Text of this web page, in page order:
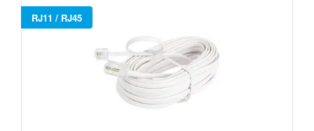
RJ11 / RJ45